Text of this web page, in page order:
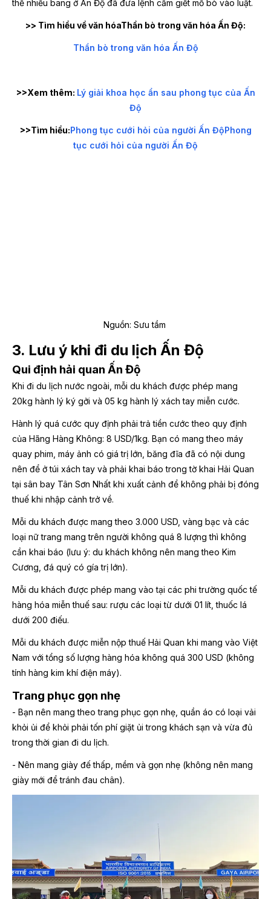
thế nhiều bang ở Ấn Độ đã đưa lệnh cấm giết mổ bò vào luật.
>> Tìm hiểu về văn hóaThần bò trong văn hóa Ấn Độ:
Thần bò trong văn hóa Ấn Độ
>>Xem thêm: Lý giải khoa học ẩn sau phong tục của Ấn
Độ
>>Tìm hiểu:Phong tục cưới hỏi của người Ấn ĐộPhong
tục cưới hỏi của người Ấn Độ
Nguồn: Sưu tầm
3. Lưu ý khi đi du lịch Ấn Độ
Qui định hải quan Ấn Độ
Khi đi du lịch nước ngoài, mỗi du khách được phép mang
20kg hành lý ký gởi và 05 kg hành lý xách tay miễn cước.
Hành lý quá cước quy định phải trả tiền cước theo quy định
của Hãng Hàng Không: 8 USD/1kg. Bạn có mang theo máy
quay phim, máy ảnh có giá trị lớn, băng đĩa đã có nội dung
nên để ở túi xách tay và phải khai báo trong tờ khai Hải Quan
tại sân bay Tân Sơn Nhất khi xuất cảnh để không phải bị đóng
thuế khi nhập cảnh trở về.
Mỗi du khách được mang theo 3.000 USD, vàng bạc và các
loại nữ trang mang trên người không quá 8 lượng thì không
cần khai báo (lưu ý: du khách không nên mang theo Kim
Cương, đá quý có gía trị lớn).
Mỗi du khách được phép mang vào tại các phi trường quốc tế
hàng hóa miễn thuế sau: rượu các loại từ dưới 01 lít, thuốc lá
dưới 200 điếu.
Mỗi du khách được miễn nộp thuế Hải Quan khi mang vào Việt
Nam với tổng số lượng hàng hóa không quá 300 USD (không
tính hàng kim khí điện máy).
Trang phục gọn nhẹ
- Bạn nên mang theo trang phục gọn nhẹ, quần áo có loại vải
khỏi ủi để khỏi phải tốn phí giặt ủi trong khách sạn và vừa đủ
trong thời gian đi du lịch.
- Nên mang giày đế thấp, mềm và gọn nhẹ (không nên mang
giày mới để tránh đau chân).